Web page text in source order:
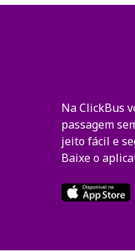
Na ClickBus
passagem
jeito fácil e
Baixe o